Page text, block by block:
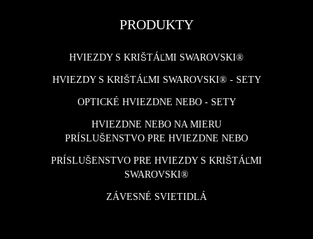
PRODUKTY
HVIEZDY S KRIŠTÁĽMI SWAROVSKI®
HVIEZDY S KRIŠTÁĽMI SWAROVSKI® - SETY
OPTICKÉ HVIEZDNE NEBO - SETY
HVIEZDNE NEBO NA MIERU
PRÍSLUŠENSTVO PRE HVIEZDNE NEBO
PRÍSLUŠENSTVO PRE HVIEZDY S KRIŠTÁĽMI
SWAROVSKI®
ZÁVESNÉ SVIETIDLÁ